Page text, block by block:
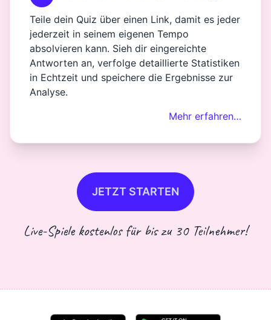
Teile dein Quiz über einen Link, damit es jeder
jederzeit in seinem eigenen Tempo
absolvieren kann. Sieh dir eingereichte
Antworten an, verfolge detaillierte Statistiken
in Echtzeit und speichere die Ergebnisse zur
Analyse.
Mehr erfahren…
JETZT STARTEN
Live-Spiele kostenlos für bis zu 30 Teilnehmer!